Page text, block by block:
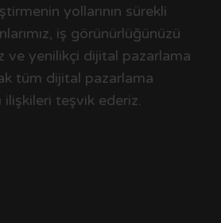
yollarının sürekli
iş görünürlüğünüzü
ve yenilikçi dijital pazarlama
tüm dijital pazarlama
ilişkileri teşvik ederiz.